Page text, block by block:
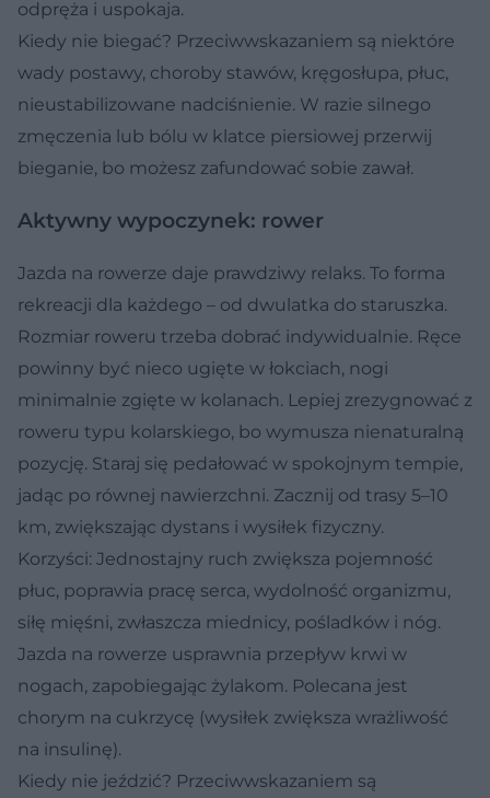
odpręża i uspokaja.
Kiedy nie biegać? Przeciwwskazaniem są niektóre
wady postawy, choroby stawów, kręgosłupa, płuc,
nieustabilizowane nadciśnienie. W razie silnego
zmęczenia lub bólu w klatce piersiowej przerwij
bieganie, bo możesz zafundować sobie zawał.
Aktywny wypoczynek: rower
Jazda na rowerze daje prawdziwy relaks. To forma
rekreacji dla każdego – od dwulatka do staruszka.
Rozmiar roweru trzeba dobrać indywidualnie. Ręce
powinny być nieco ugięte w łokciach, nogi
minimalnie zgięte w kolanach. Lepiej zrezygnować z
roweru typu kolarskiego, bo wymusza nienaturalną
pozycję. Staraj się pedałować w spokojnym tempie,
jadąc po równej nawierzchni. Zacznij od trasy 5–10
km, zwiększając dystans i wysiłek fizyczny.
Korzyści: Jednostajny ruch zwiększa pojemność
płuc, poprawia pracę serca, wydolność organizmu,
siłę mięśni, zwłaszcza miednicy, pośladków i nóg.
Jazda na rowerze usprawnia przepływ krwi w
nogach, zapobiegając żylakom. Polecana jest
chorym na cukrzycę (wysiłek zwiększa wrażliwość
na insulinę).
Kiedy nie jeździć? Przeciwwskazaniem są